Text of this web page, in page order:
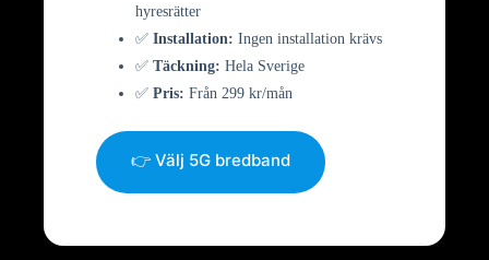
hyresrätter
✅ Installation: Ingen installation krävs
✅ Täckning: Hela Sverige
✅ Pris: Från 299 kr/mån
👉 Välj 5G bredband